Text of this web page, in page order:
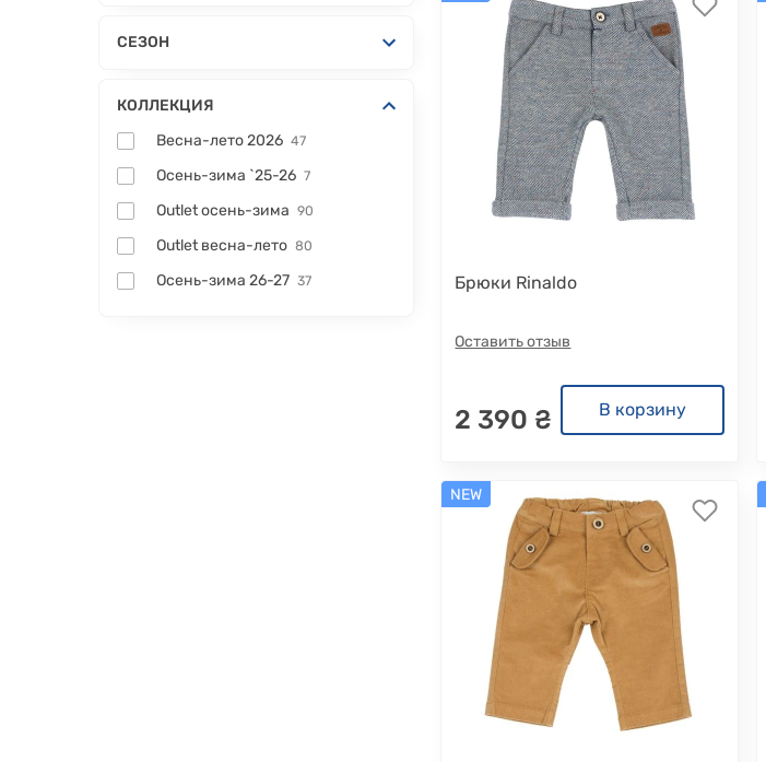
СЕЗОН
КОЛЛЕКЦИЯ
Весна-лето 2026 47
Осень-зима `25-26 7
Outlet осень-зима 90
Outlet весна-лето 80
Осень-зима 26-27 37 Брюки Rinaldo
Оставить отзыв
2 390 ₴ В корзину
NEW